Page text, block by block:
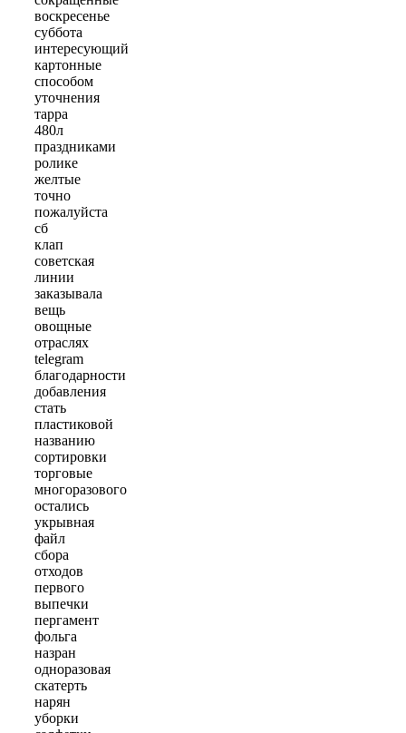
воскресенье
суббота
интересующий
картонные
способом
уточнения
тарра
480л
праздниками
ролике
желтые
точно
пожалуйста
сб
клап
советская
линии
заказывала
вещь
овощные
отраслях
telegram
благодарности
добавления
стать
пластиковой
названию
сортировки
торговые
многоразового
остались
укрывная
файл
сбора
отходов
первого
выпечки
пергамент
фольга
назран
одноразовая
скатерть
нарян
уборки